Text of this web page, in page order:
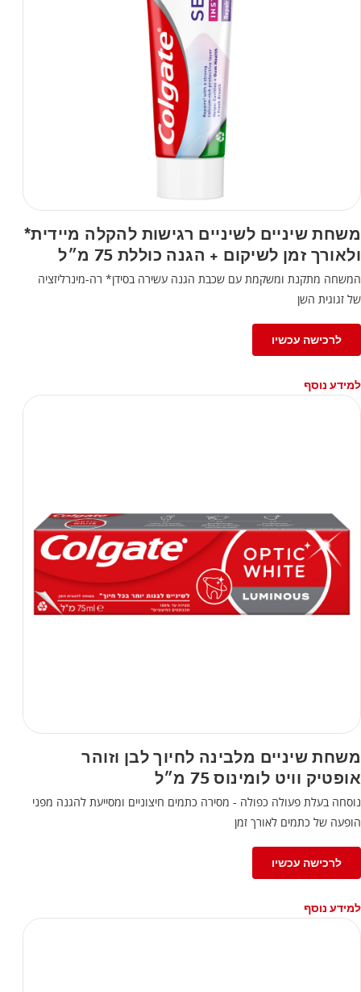
משחת שיניים לשיניים רגישות להקלה מיידית*
ולאורך זמן לשיקום + הגנה כוללת 75 מ״ל
המשחה מתקנת ומשקמת עם שכבת הגנה עשירה בסידן* רה-מינרליזציה
של זגוגית השן
לרכישה עכשיו
למידע נוסף
משחת שיניים מלבינה לחיוך לבן וזוהר
אופטיק וויט לומינוס 75 מ״ל
נוסחה בעלת פעולה כפולה - מסירה כתמים חיצוניים ומסייעת להגנה מפני
הופעה של כתמים לאורך זמן
לרכישה עכשיו
למידע נוסף